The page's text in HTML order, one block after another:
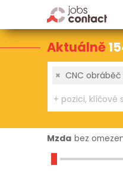
Aktuálně
× CNC obráběč
Mzda bez